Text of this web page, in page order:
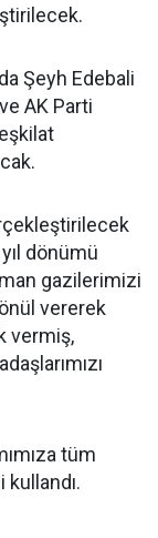
Şeyh Edebali
AK Parti
dönümü
gazilerimizi
vererek
vermiş,
tüm